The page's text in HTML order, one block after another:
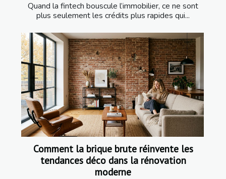
Quand la fintech bouscule l’immobilier, ce ne sont
plus seulement les crédits plus rapides qui...
Comment la brique brute réinvente les
tendances déco dans la rénovation
moderne